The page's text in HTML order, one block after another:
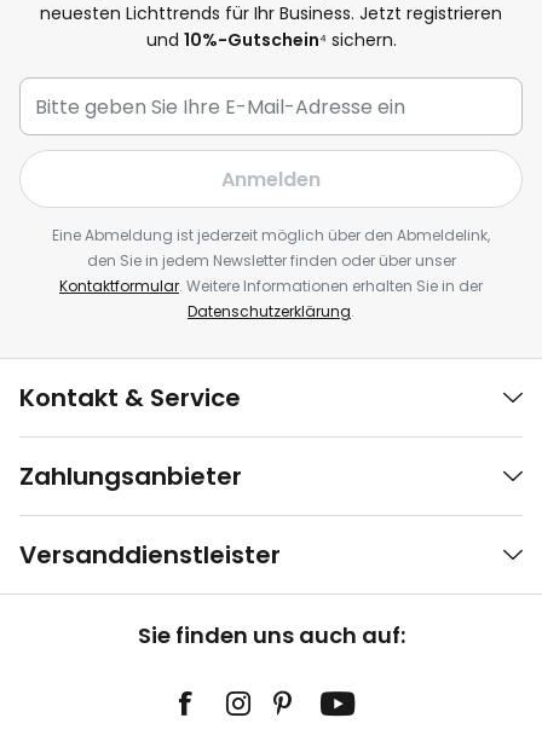
neuesten Lichttrends für Ihr Business. Jetzt registrieren
und 10%-Gutschein⁴ sichern.
Anmelden
Eine Abmeldung ist jederzeit möglich über den Abmeldelink,
den Sie in jedem Newsletter finden oder über unser
Kontaktformular. Weitere Informationen erhalten Sie in der
Datenschutzerklärung.
Kontakt & Service
Zahlungsanbieter
Versanddienstleister
Sie finden uns auch auf: